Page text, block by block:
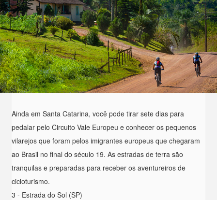
Ainda em Santa Catarina, você pode tirar sete dias para
pedalar pelo Circuito Vale Europeu e conhecer os pequenos
vilarejos que foram pelos imigrantes europeus que chegaram
ao Brasil no final do século 19. As estradas de terra são
tranquilas e preparadas para receber os aventureiros de
cicloturismo.
3 - Estrada do Sol (SP)